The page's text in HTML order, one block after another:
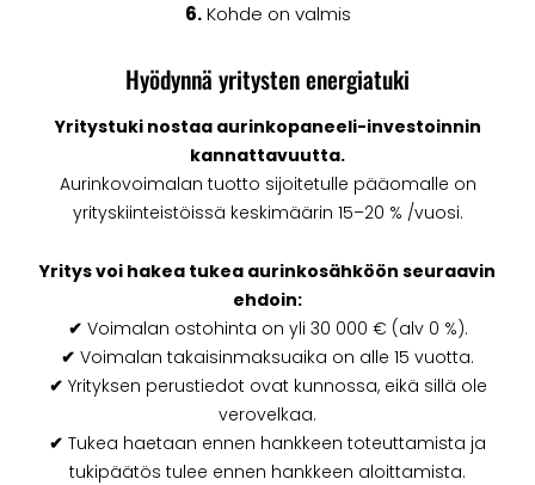
6.Kohde on valmis
Hyödynnä yritysten energiatuki
Yritystuki nostaa aurinkopaneeli-investoinnin
kannattavuutta.
Aurinkovoimalan tuotto sijoitetulle pääomalle on
yrityskiinteistöissä keskimäärin 15–20 % /vuosi.
Yritys voi hakea tukea aurinkosähköön seuraavin
ehdoin:
✔ Voimalan ostohinta on yli 30 000 € (alv 0 %).
✔ Voimalan takaisinmaksuaika on alle 15 vuotta.
✔ Yrityksen perustiedot ovat kunnossa, eikä sillä ole
verovelkaa.
✔ Tukea haetaan ennen hankkeen toteuttamista ja
tukipäätös tulee ennen hankkeen aloittamista.